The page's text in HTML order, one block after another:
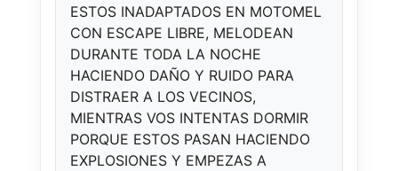
ESTOS INADAPTADOS EN MOTOMEL
CON ESCAPE LIBRE, MELODEAN
DURANTE TODA LA NOCHE
HACIENDO DAÑO Y RUIDO PARA
DISTRAER A LOS VECINOS,
MIENTRAS VOS INTENTAS DORMIR
PORQUE ESTOS PASAN HACIENDO
EXPLOSIONES Y EMPEZAS A